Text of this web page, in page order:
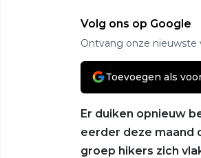
Volg ons op Google
Ontvang onze nieuwste
Toevoegen als
Er duiken opnieuw
eerder deze maand
groep hikers zich